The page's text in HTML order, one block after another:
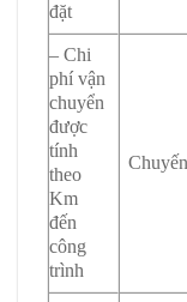
đặt
– Chi
phí vận
chuyển
được
tính
theo
Km
đến
công
trình
Chuyến